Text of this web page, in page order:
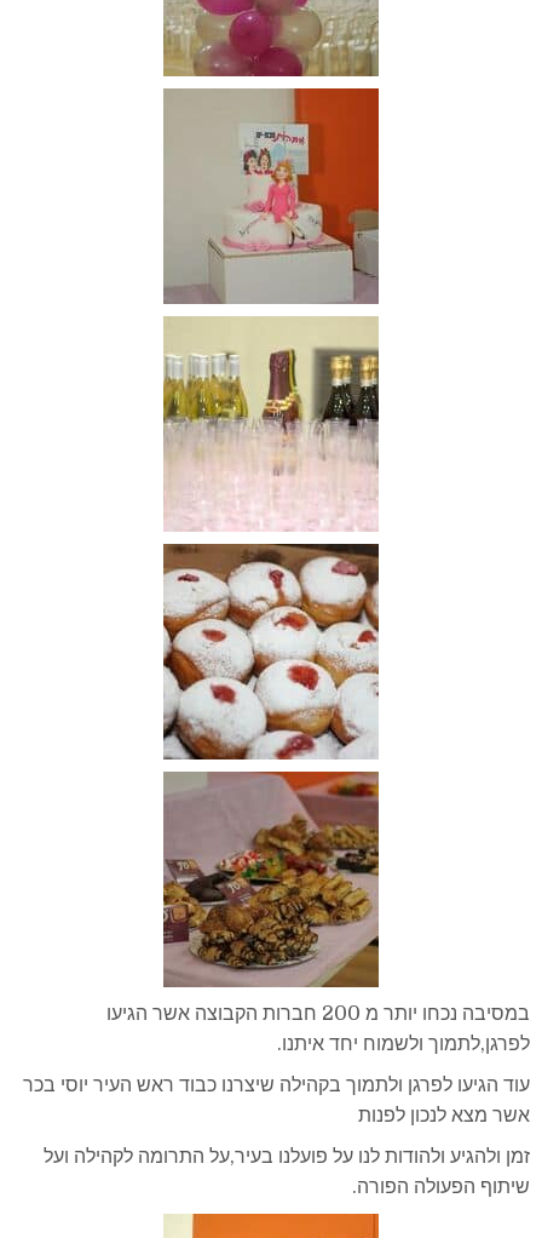
במסיבה נכחו יותר מ 200 חברות הקבוצה אשר הגיעו
לפרגן,לתמוך ולשמוח יחד איתנו.
עוד הגיעו לפרגן ולתמוך בקהילה שיצרנו כבוד ראש העיר יוסי בכר
אשר מצא לנכון לפנות
זמן ולהגיע ולהודות לנו על פועלנו בעיר,על התרומה לקהילה ועל
שיתוף הפעולה הפורה.